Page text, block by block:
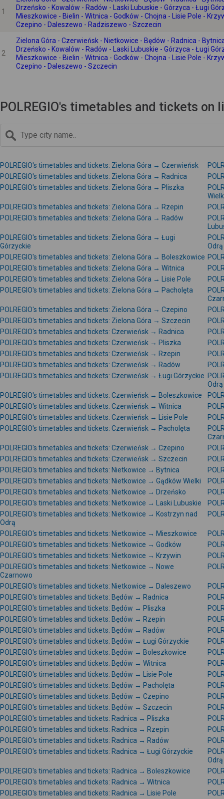
1
Drzeńsko - Kowalów - Radów - Laski Lubuskie - Górzyca - Ługi
Mieszkowice - Bielin - Witnica - Godków - Chojna - Lisie Pole -
Czepino - Daleszewo - Radziszewo - Szczecin
2
Zielona Góra - Czerwieńsk - Nietkowice - Będów - Radnica -
Drzeńsko - Kowalów - Radów - Laski Lubuskie - Górzyca - Ługi
Mieszkowice - Bielin - Witnica - Godków - Chojna - Lisie Pole -
Czepino - Daleszewo - Szczecin
POLREGIO's timetables and tickets on
POLREGIO's timetables and tickets: Zielona Góra → Czerwieńsk
POLREGIO's timetables and tickets: Zielona Góra → Radnica
POLREGIO's timetables and tickets: Zielona Góra → Pliszka
POLREGIO's timetables and tickets: Zielona Góra → Rzepin
POLREGIO's timetables and tickets: Zielona Góra → Radów
POLREGIO's timetables and tickets: Zielona Góra → Ługi
Górzyckie
Odrą
POLREGIO's timetables and tickets: Zielona Góra → Boleszkowice
POLREGIO's timetables and tickets: Zielona Góra → Witnica
POLREGIO's timetables and tickets: Zielona Góra → Lisie Pole
POLREGIO's timetables and tickets: Zielona Góra → Pacholęta
POLREGIO's timetables and tickets: Zielona Góra → Czepino
POLREGIO's timetables and tickets: Zielona Góra → Szczecin
POLREGIO's timetables and tickets: Czerwieńsk → Radnica
POLREGIO's timetables and tickets: Czerwieńsk → Pliszka
POLREGIO's timetables and tickets: Czerwieńsk → Rzepin
POLREGIO's timetables and tickets: Czerwieńsk → Radów
POLREGIO's timetables and tickets: Czerwieńsk → Ługi Górzyckie
Odrą
POLREGIO's timetables and tickets: Czerwieńsk → Boleszkowice
POLREGIO's timetables and tickets: Czerwieńsk → Witnica
POLREGIO's timetables and tickets: Czerwieńsk → Lisie Pole
POLREGIO's timetables and tickets: Czerwieńsk → Pacholęta
POLREGIO's timetables and tickets: Czerwieńsk → Czepino
POLREGIO's timetables and tickets: Czerwieńsk → Szczecin
POLREGIO's timetables and tickets: Nietkowice → Bytnica
POLREGIO's timetables and tickets: Nietkowice → Gądków Wielki
POLREGIO's timetables and tickets: Nietkowice → Drzeńsko
POLREGIO's timetables and tickets: Nietkowice → Laski Lubuskie
POLREGIO's timetables and tickets: Nietkowice → Kostrzyn nad
Odrą
POLREGIO's timetables and tickets: Nietkowice → Mieszkowice
POLREGIO's timetables and tickets: Nietkowice → Godków
POLREGIO's timetables and tickets: Nietkowice → Krzywin
POLREGIO's timetables and tickets: Nietkowice → Nowe
Czarnowo
POLREGIO's timetables and tickets: Nietkowice → Daleszewo
POLREGIO's timetables and tickets: Będów → Radnica
POLREGIO's timetables and tickets: Będów → Pliszka
POLREGIO's timetables and tickets: Będów → Rzepin
POLREGIO's timetables and tickets: Będów → Radów
POLREGIO's timetables and tickets: Będów → Ługi Górzyckie
POLREGIO's timetables and tickets: Będów → Boleszkowice
POLREGIO's timetables and tickets: Będów → Witnica
POLREGIO's timetables and tickets: Będów → Lisie Pole
POLREGIO's timetables and tickets: Będów → Pacholęta
POLREGIO's timetables and tickets: Będów → Czepino
POLREGIO's timetables and tickets: Będów → Szczecin
POLREGIO's timetables and tickets: Radnica → Pliszka
POLREGIO's timetables and tickets: Radnica → Rzepin
POLREGIO's timetables and tickets: Radnica → Radów
POLREGIO's timetables and tickets: Radnica → Ługi Górzyckie
Odrą
POLREGIO's timetables and tickets: Radnica → Boleszkowice
POLREGIO's timetables and tickets: Radnica → Witnica
POLREGIO's timetables and tickets: Radnica → Lisie Pole